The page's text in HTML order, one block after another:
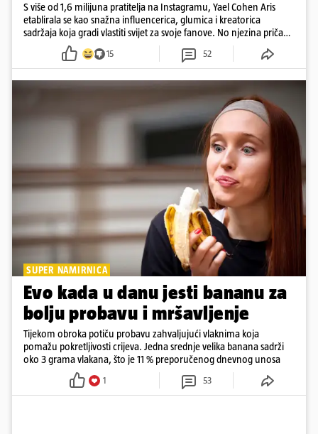
S više od 1,6 milijuna pratitelja na Instagramu, Yael Cohen Aris
etablirala se kao snažna influencerica, glumica i kreatorica
sadržaja koja gradi vlastiti svijet za svoje fanove. No njezina priča
pokazuje da online slava dolazi i s neočekivanim izazovima
15 52
SUPER NAMIRNICA
Evo kada u danu jesti bananu za
bolju probavu i mršavljenje
Tijekom obroka potiču probavu zahvaljujući vlaknima koja
pomažu pokretljivosti crijeva. Jedna srednje velika banana sadrži
oko 3 grama vlakana, što je 11 % preporučenog dnevnog unosa
1 53